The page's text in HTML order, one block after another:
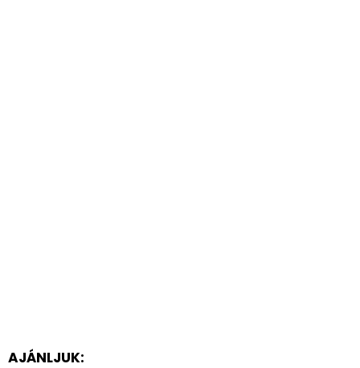
AJÁNLJUK: